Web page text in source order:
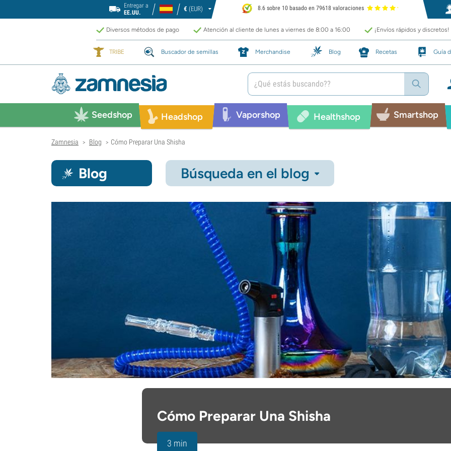
Entregar a
EE.UU.
€ (EUR) 8.6 sobre 10 basado en 79618 valoraciones
Diversos métodos de pago Atención al cliente de lunes a viernes de 8:00 a 16:00 ¡Envíos rápidos y discretos!
TRIBE Buscador de semillas Merchandise Blog Recetas Guía
Seedshop Headshop Vaporshop Healthshop Smartshop
Zamnesia > Blog > Cómo Preparar Una Shisha
Blog Búsqueda en el blog
Cómo Preparar Una Shisha
3 min